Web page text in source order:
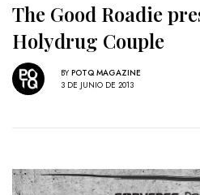
The Good Roadie
Holydrug Couple
BY POTQ MAGAZINE
3 DE JUNIO DE 2013